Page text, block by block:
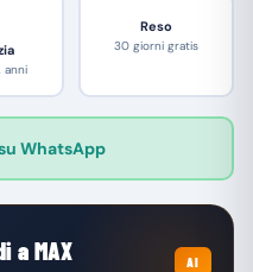
anni
Reso
30 giorni gratis
WhatsApp
a MAX AI